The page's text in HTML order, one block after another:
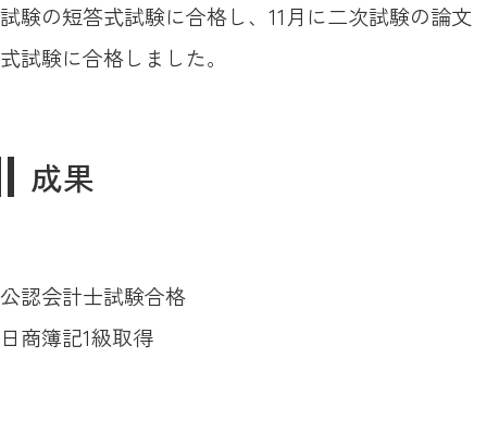
試験の短答式試験に合格し、11月に二次試験の論文
式試験に合格しました。
成果
公認会計士試験合格
日商簿記1級取得